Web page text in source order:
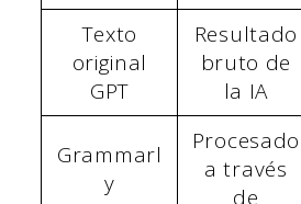
Texto
original
GPT
Resultado
bruto de
la IA
Grammarl
y
Procesado
a través
de